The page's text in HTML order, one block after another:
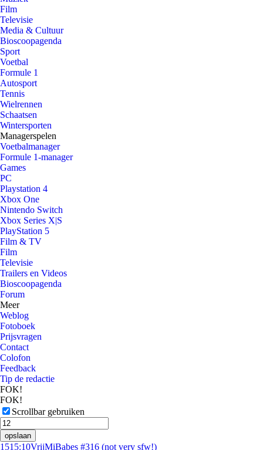
Film
Televisie
Media & Cultuur
Bioscoopagenda
Sport
Voetbal
Formule 1
Autosport
Tennis
Wielrennen
Schaatsen
Wintersporten
Managerspelen
Voetbalmanager
Formule 1-manager
Games
PC
Playstation 4
Xbox One
Nintendo Switch
Xbox Series X|S
PlayStation 5
Film & TV
Film
Televisie
Trailers en Videos
Bioscoopagenda
Forum
Meer
Weblog
Fotoboek
Prijsvragen
Contact
Colofon
Feedback
Tip de redactie
FOK!
FOK!
Scrollbar gebruiken
opslaan
1515:10VrijMiBabes #316 (not very sfw!)